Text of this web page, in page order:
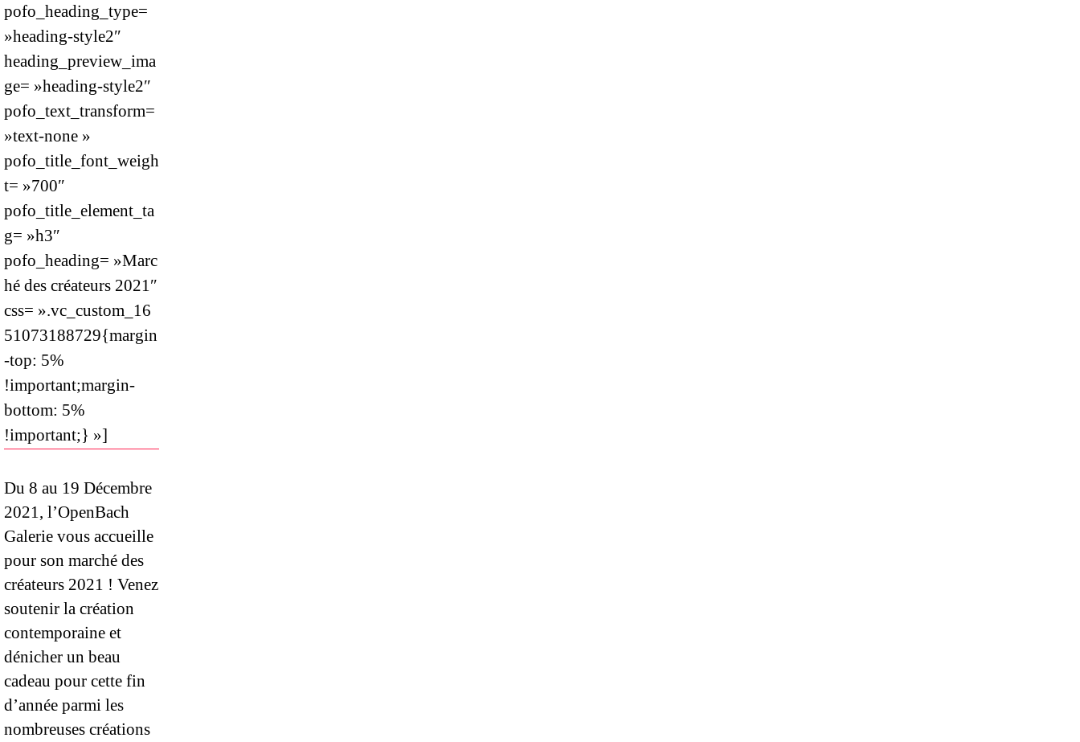
pofo_heading_type=
»heading-style2″
heading_preview_ima
ge= »heading-style2″
pofo_text_transform=
»text-none »
pofo_title_font_weigh
t= »700″
pofo_title_element_ta
g= »h3″
pofo_heading= »Marc
hé des créateurs 2021″
css= ».vc_custom_16
51073188729{margin
-top: 5%
!important;margin-
bottom: 5%
!important;} »]
Du 8 au 19 Décembre
2021, l’OpenBach
Galerie vous accueille
pour son marché des
créateurs 2021 ! Venez
soutenir la création
contemporaine et
dénicher un beau
cadeau pour cette fin
d’année parmi les
nombreuses créations